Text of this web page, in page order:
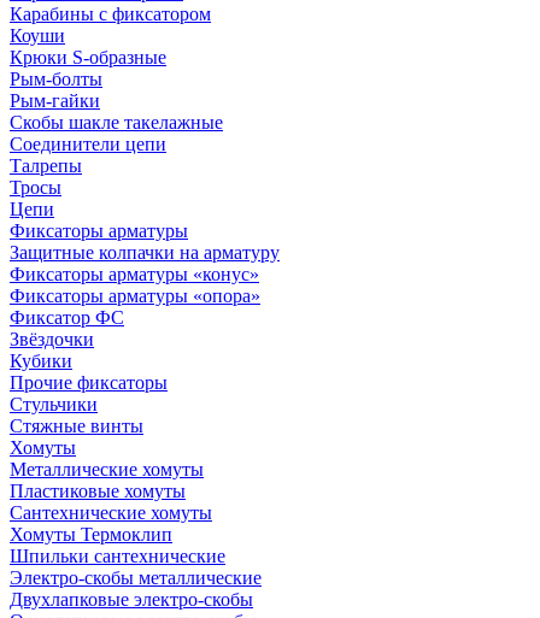
Карабины с фиксатором
Коуши
Крюки S-образные
Рым-болты
Рым-гайки
Скобы шакле такелажные
Соединители цепи
Талрепы
Тросы
Цепи
Фиксаторы арматуры
Защитные колпачки на арматуру
Фиксаторы арматуры «конус»
Фиксаторы арматуры «опора»
Фиксатор ФС
Звёздочки
Кубики
Прочие фиксаторы
Стульчики
Стяжные винты
Хомуты
Металлические хомуты
Пластиковые хомуты
Сантехнические хомуты
Хомуты Термоклип
Шпильки сантехнические
Электро-скобы металлические
Двухлапковые электро-скобы